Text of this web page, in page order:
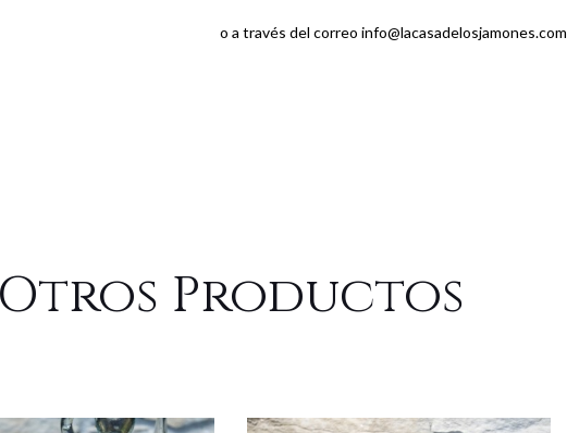
o a través del correo info@lacasadelosjamones.com
Otros Productos